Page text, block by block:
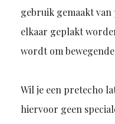
gebruik gemaakt van
elkaar geplakt
wordt om
Wil je een pretecho
hiervoor geen